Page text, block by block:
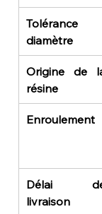
Tolérance
diamètre
Origine de
résine
Enroulement
Délai
livraison